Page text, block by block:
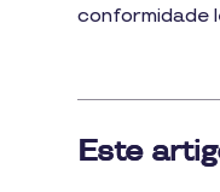
conformidade